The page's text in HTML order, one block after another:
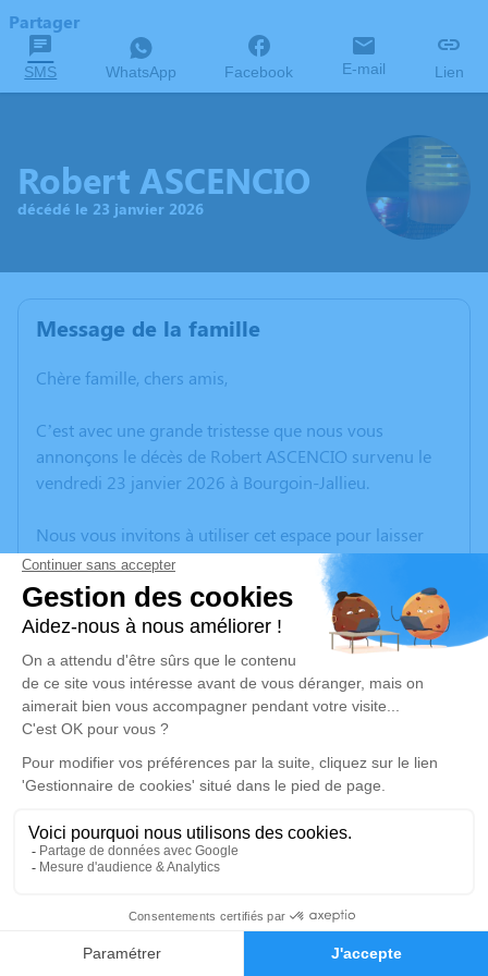
Faire-part Hommages
Partager
SMS WhatsApp Facebook E-mail Lien
Robert ASCENCIO
décédé le 23 janvier 2026
Message de la famille
Chère famille, chers amis,
C’est avec une grande tristesse que nous vous
annonçons le décès de Robert ASCENCIO survenu le
vendredi 23 janvier 2026 à Bourgoin-Jallieu.
Nous vous invitons à utiliser cet espace pour laisser
vos condoléances, partager des photos souvenirs, une
anecdote ou exprimer vos pensées à travers des
poèmes ou des textes. Cet endroit est un lieu
d'expression dédié à honorer la mémoire de Robert
ASCENCIO.
Un service de plantation d’arbre hommage est
disponible ici.
Je rends hommage
Cérémonie
Eglise St Denis place de l'église
38290 La Verpillière